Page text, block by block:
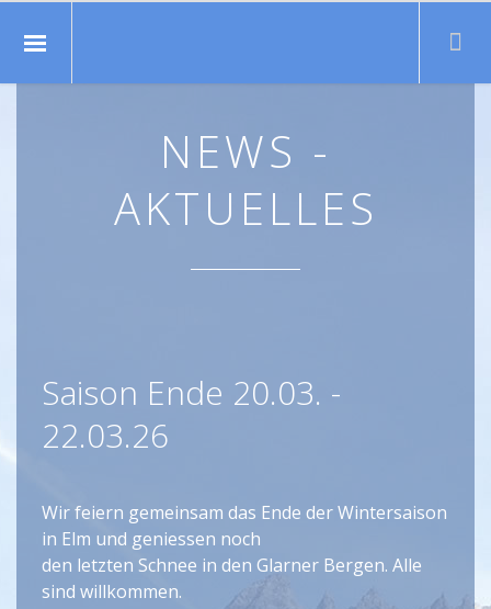
NEWS -
AKTUELLES
Saison Ende 20.03. -
22.03.26
Wir feiern gemeinsam das Ende der Wintersaison
in Elm und geniessen noch
den letzten Schnee in den Glarner Bergen. Alle
sind willkommen.